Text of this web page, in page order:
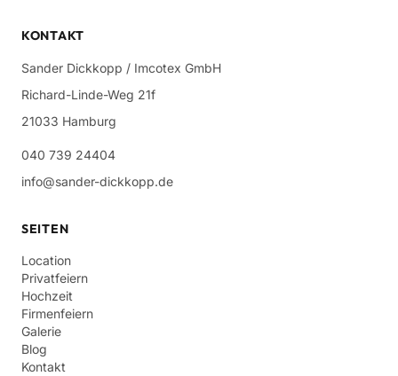
KONTAKT
Sander Dickkopp / Imcotex GmbH
Richard-Linde-Weg 21f
21033 Hamburg
040 739 24404
info@sander-dickkopp.de
SEITEN
Location
Privatfeiern
Hochzeit
Firmenfeiern
Galerie
Blog
Kontakt